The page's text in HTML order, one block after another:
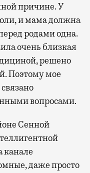
причине. У
и мама должна
родами одна.
очень близкая
решено
Поэтому мое
вопросами.
Сенной
канале
даже просто